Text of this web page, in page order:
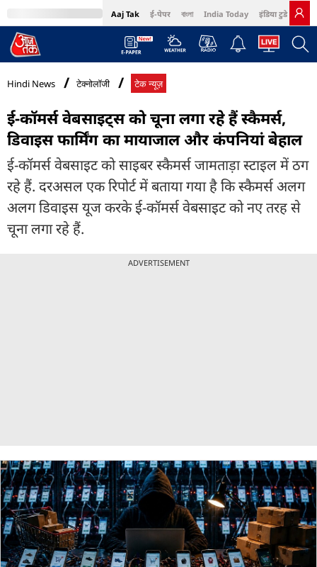
Aaj Tak ई-पेपर বাংলা India Today इंडिया टुडे हिंदी
MumbaiTak Cosmopolitan Harper's Bazaar Northeast
Hindi News टेक्नोलॉजी टेक न्यूज़
ई-कॉमर्स वेबसाइट्स को चूना लगा रहे हैं स्कैमर्स,
डिवाइस फार्मिंग का मायाजाल और कंपनियां बेहाल
ई-कॉमर्स वेबसाइट को साइबर स्कैमर्स जामताड़ा स्टाइल में ठग
रहे हैं. दरअसल एक रिपोर्ट में बताया गया है कि स्कैमर्स अलग
अलग डिवाइस यूज करके ई-कॉमर्स वेबसाइट को नए तरह से
चूना लगा रहे हैं.
ADVERTISEMENT